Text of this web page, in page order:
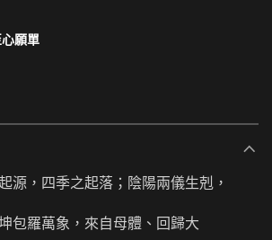
願單
源，四季之起落；陰陽兩儀生剋，
包羅萬象，來自母體、回歸大